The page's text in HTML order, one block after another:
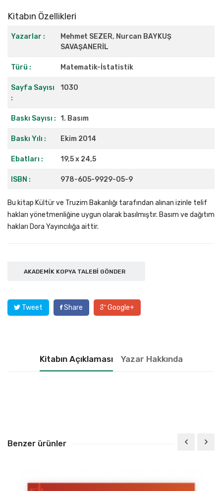
Kitabın Özellikleri
Yazarlar :
Mehmet SEZER, Nurcan BAYKUŞ
SAVAŞANERİL
Türü : Matematik-İstatistik
Sayfa Sayısı
:
1030
Baskı Sayısı : 1. Basım
Baskı Yılı : Ekim 2014
Ebatları : 19,5 x 24,5
ISBN : 978-605-9929-05-9
Bu kitap Kültür ve Truzim Bakanlığı tarafından alınan izinle telif
hakları yönetmenliğine uygun olarak basılmıştır. Basım ve dağıtım
hakları Dora Yayıncılığa aittir.
AKADEMIK KOPYA TALEBI GÖNDER
Tweet Share Google+
Kitabın Açıklaması Yazar Hakkında
Benzer ürünler